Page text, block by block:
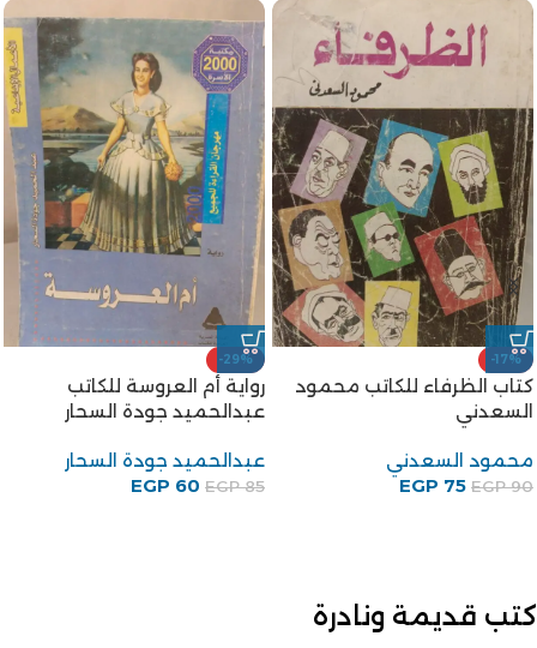
-17%
كتاب الظرفاء للكاتب محمود
السعدني
محمود السعدني
EGP90
EGP 75
-29%
رواية أم العروسة للكاتب
عبدالحميد جودة السحار
عبدالحميد جودة السحار
EGP85
EGP 60
كتب قديمة ونادرة